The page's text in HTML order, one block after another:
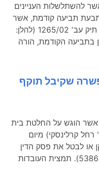
אין חולק באשר להשתלשלות העניינים
הנתבעת תביעה קודמת, אשר
התבררה בפני בית דין זה במסגרת תיק עב' 1265/02 (להלן:
הדיון בתביעה הקודמת, הורה
שקיבל תוקף
הוגש על החלטת בית
קרלינסקי) מיום
או לבטל את פסק הדין
שניתן ביום 19.12.12 (ת.א 53868-02-11). תמצית העובדות